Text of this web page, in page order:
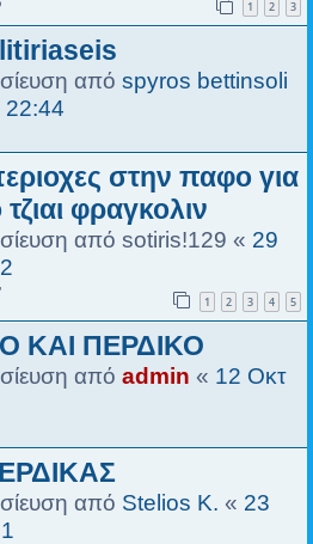
1 2 3
από spyros bettinsoli
22:44
στην παφο για
φραγκολιν
από sotiris!129 « 29
1 2 3 4 5
ΚΑΙ ΠΕΡΔΙΚΟ
από admin « 12 Οκτ
από Stelios K. « 23